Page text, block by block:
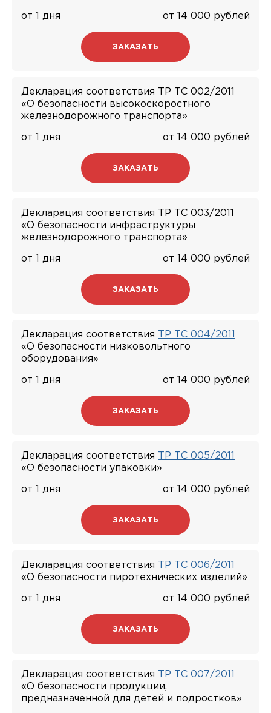
от 1 дня от 14 000 рублей
ЗАКАЗАТЬ
Декларация соответствия ТР ТС 002/2011
«О безопасности высокоскоростного
железнодорожного транспорта»
от 1 дня от 14 000 рублей
ЗАКАЗАТЬ
Декларация соответствия ТР ТС 003/2011
«О безопасности инфраструктуры
железнодорожного транспорта»
от 1 дня от 14 000 рублей
ЗАКАЗАТЬ
Декларация соответствия
ТР ТС 004/2011
«О безопасности низковольтного
оборудования»
от 1 дня от 14 000 рублей
ЗАКАЗАТЬ
Декларация соответствия
ТР ТС 005/2011
«О безопасности упаковки»
от 1 дня от 14 000 рублей
ЗАКАЗАТЬ
Декларация соответствия
ТР ТС 006/2011
«О безопасности пиротехнических изделий»
от 1 дня от 14 000 рублей
ЗАКАЗАТЬ
Декларация соответствия
ТР ТС 007/2011
«О безопасности продукции,
предназначенной для детей и подростков»